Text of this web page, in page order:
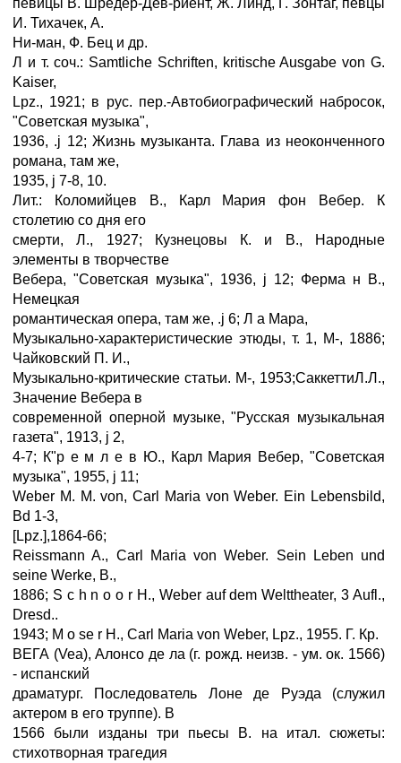
певицы В. Шредер-Дев-риент, Ж. Линд, Г. Зонтаг, певцы
И. Тихачек, А.
Ни-ман, Ф. Бец и др.
Л и т. соч.: Samtliche Schriften, kritische Ausgabe von G.
Kaiser,
Lpz., 1921; в рус. пер.-Автобиографический набросок,
"Советская музыка",
1936, .ј 12; Жизнь музыканта. Глава из неоконченного
романа, там же,
1935, ј 7-8, 10.
Лит.: Коломийцев В., Карл Мария фон Вебер. К
столетию со дня его
смерти, Л., 1927; Кузнецовы К. и В., Народные
элементы в творчестве
Вебера, "Советская музыка", 1936, ј 12; Ферма н В.,
Немецкая
романтическая опера, там же, .ј 6; Л a Mapa,
Музыкально-характеристические этюды, т. 1, М-, 1886;
Чайковский П. И.,
Музыкально-критические статьи. М-, 1953;СаккеттиЛ.Л.,
Значение Вебера в
современной оперной музыке, "Русская музыкальная
газета", 1913, ј 2,
4-7; К"р е м л е в Ю., Карл Мария Вебер, "Советская
музыка", 1955, ј 11;
Weber M. M. von, Carl Maria von Weber. Ein Lebensbild,
Bd 1-3,
[Lpz.],1864-66;
Reissmann A., Carl Maria von Weber. Sein Leben und
seine Werke, B.,
1886; S с h n о о r H., Weber auf dem Welttheater, 3 Aufl.,
Dresd..
1943; M o se r H., Carl Maria von Weber, Lpz., 1955. Г. Кр.
ВЕГА (Vea), Алонсо де ла (г. рожд. неизв. - ум. ок. 1566)
- испанский
драматург. Последователь Лоне де Руэда (служил
актером в его труппе). В
1566 были изданы три пьесы В. на итал. сюжеты:
стихотворная трагедия